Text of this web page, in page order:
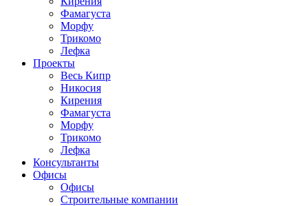
Фамагуста
Морфу
Трикомо
Лефка
Проекты
Весь Кипр
Никосия
Кирения
Фамагуста
Морфу
Трикомо
Лефка
Консультанты
Офисы
Офисы
Строительные компании